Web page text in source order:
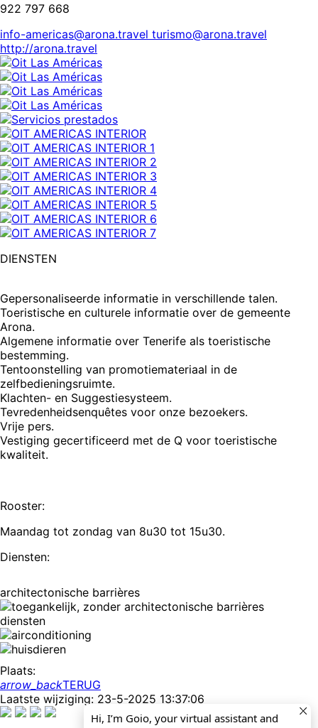
Hi, I’m Goio, your virtual assistant and
922 797 668
info-americas@arona.travel turismo@arona.travel
http://arona.travel
DIENSTEN
Gepersonaliseerde informatie in verschillende talen.
Toeristische en culturele informatie over de gemeente
Arona.
Algemene informatie over Tenerife als toeristische
bestemming.
Tentoonstelling van promotiemateriaal in de
zelfbedieningsruimte.
Klachten- en Suggestiesysteem.
Tevredenheidsenquêtes voor onze bezoekers.
Vrije pers.
Vestiging gecertificeerd met de Q voor toeristische
kwaliteit.
Rooster:
Maandag tot zondag van 8u30 tot 15u30.
Diensten:
architectonische barrières
diensten
Plaats:
arrow_backTERUG
Laatste wijziging: 23-5-2025 13:37:06